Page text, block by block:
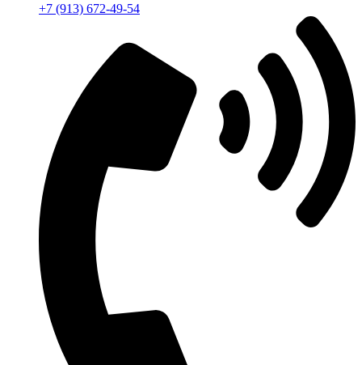
+7 (913) 672-49-54